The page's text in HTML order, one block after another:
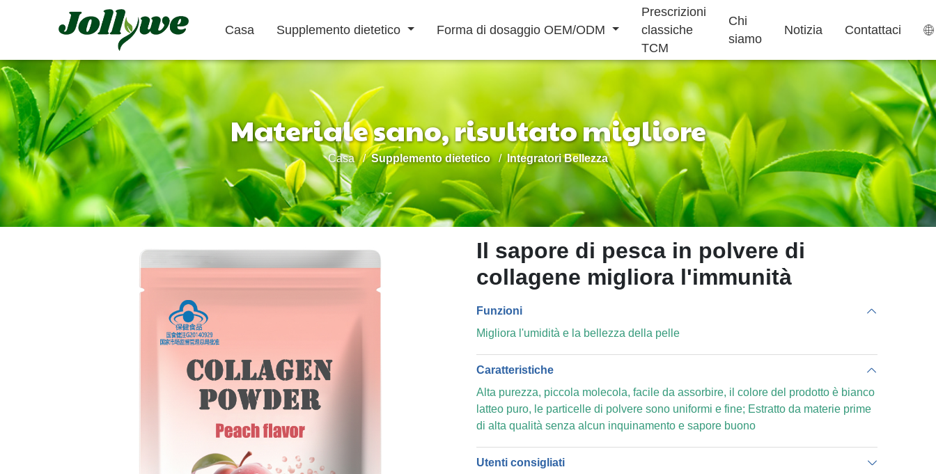
Casa Supplemento dietetico Forma di dosaggio OEM/ODM
Prescrizioni
classiche
TCM
Chi
siamo
Notizia Contattaci
Sollievo
Stitichezza
Dimagrire
Integratori
Bellezza
Aumentare Difese
Immunitarie
Potenziamento
Maschile
Riabilitazione
Cardiovascolare
Aiuto per
Dormire
Integratori per
Bambini
Torta ejiao
Compresse Capsula di gelatina Bevanda in Polvere Bevanda liquida Bustina di tè Caramelle Gommose
Materiale sano, risultato migliore
Casa Supplemento dietetico Integratori Bellezza
Il sapore di pesca in polvere di
collagene migliora l'immunità
Funzioni
Migliora l'umidità e la bellezza della pelle
Caratteristiche
Alta purezza, piccola molecola, facile da assorbire, il colore del prodotto è bianco
latteo puro, le particelle di polvere sono uniformi e fine; Estratto da materie prime
di alta qualità senza alcun inquinamento e sapore buono
Utenti consigliati